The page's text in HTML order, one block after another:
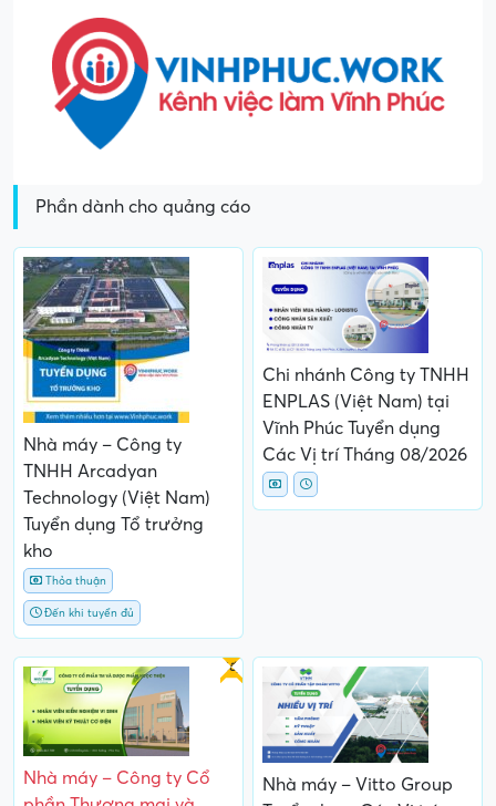
Phần dành cho quảng cáo
Nhà máy – Công ty
TNHH Arcadyan
Technology (Việt Nam)
Tuyển dụng Tổ trưởng
kho
Thỏa thuận
Đến khi tuyển đủ
Chi nhánh Công ty TNHH
ENPLAS (Việt Nam) tại
Vĩnh Phúc Tuyển dụng
Các Vị trí Tháng 08/2026
Gấp
Nhà máy – Công ty Cổ
Nhà máy – Vitto Group